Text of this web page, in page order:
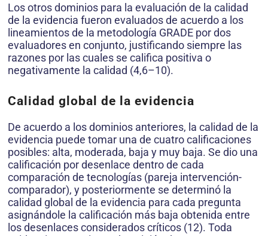
Los otros dominios para la evaluación de la calidad
de la evidencia fueron evaluados de acuerdo a los
lineamientos de la metodología GRADE por dos
evaluadores en conjunto, justificando siempre las
razones por las cuales se califica positiva o
negativamente la calidad (4,6–10).
Calidad global de la evidencia
De acuerdo a los dominios anteriores, la calidad de la
evidencia puede tomar una de cuatro calificaciones
posibles: alta, moderada, baja y muy baja. Se dio una
calificación por desenlace dentro de cada
comparación de tecnologías (pareja intervención-
comparador), y posteriormente se determinó la
calidad global de la evidencia para cada pregunta
asignándole la calificación más baja obtenida entre
los desenlaces considerados críticos (12). Toda